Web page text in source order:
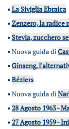
•La Siviglia Ebraica
•Zenzero, la radice
•Stevia, zucchero
•Nuova guida di
•Ginseng,
•Béziers
•Nuova guida di
•28 Agosto 1963 -
•27 Agosto 1959 -